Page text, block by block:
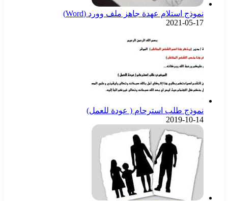
نموذج استلام عهدة جاهز ملف وورد (Word)
2021-05-17
نموذج طلب استرحام ( عودة للعمل)
2019-10-14